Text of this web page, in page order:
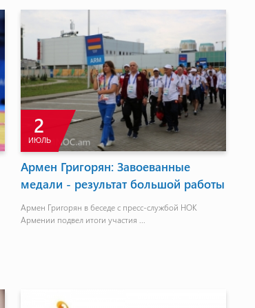
2
ИЮЛЬ
Армен Григорян: Завоеванные
медали - результат большой работы
Армен Григорян в беседе с пресс-службой НОК
Армении подвел итоги участия ...